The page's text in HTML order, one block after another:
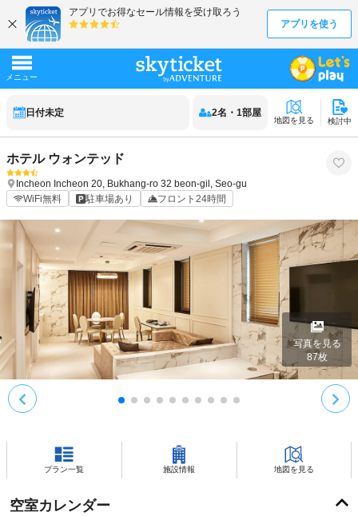
日付未定 2名 ・ 1部屋
地図を見る 検討中
ホテル ウォンテッド
Incheon Incheon 20, Bukhang-ro 32 beon-gil, Seo-gu
WiFi無料
駐車場あり フロント24時間
写真を見る
87枚
プラン一覧 施設情報 地図を見る
空室カレンダー